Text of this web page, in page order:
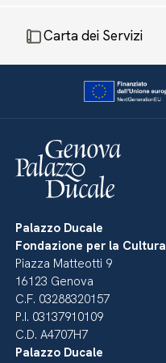
Carta dei Servizi
Palazzo Ducale
Fondazione per la Cultura
Piazza Matteotti 9
16123 Genova
C.F. 03288320157
P.I. 03137910109
C.D. A4707H7
Palazzo Ducale